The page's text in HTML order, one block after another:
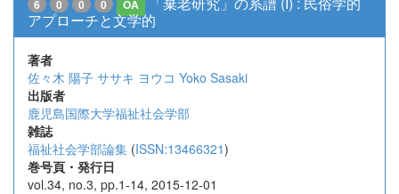
6 0 0 0 OA
アプローチと文学的
著者
佐々木 陽子 ササキ ヨウコ Yoko Sasaki
出版者
鹿児島国際大学福祉社会学部
雑誌
福祉社会学部論集 (ISSN:13466321)
巻号頁・発行日
vol.34, no.3, pp.1-14, 2015-12-01